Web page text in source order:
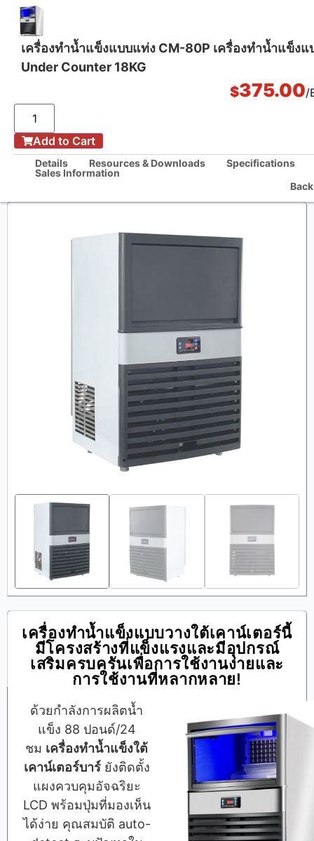
กลับบ้าน /
เครื่องทำน้ำแข็งแบบแท่ง CM-80P เครื่องทำน้ำแข็งแบบแท่ง Under Counter
เครื่องทำน้ำแข็งแบบวางใต้เคาน์เตอร์นี้
มีโครงสร้างที่แข็งแรงและมีอุปกรณ์
เสริมครบครันเพื่อการใช้งานง่ายและ
การใช้งานที่หลากหลาย!
ด้วยกำลังการผลิตน้ำ
แข็ง 88 ปอนด์/24
ชม เครื่องทำน้ำแข็งใต้
เคาน์เตอร์บาร์ยังติดตั้ง
แผงควบคุมอัจฉริยะ
LCD พร้อมปุ่มที่มองเห็น
ได้ง่าย คุณสมบัติ auto-
เครื่องทำน้ำแข็งแบบแท่ง CM-80P เครื่องทำน้ำแข็งแ
Under Counter 18KG
$375.00/
Add to Cart
Details Resources & Downloads
Specifications
Sales Information